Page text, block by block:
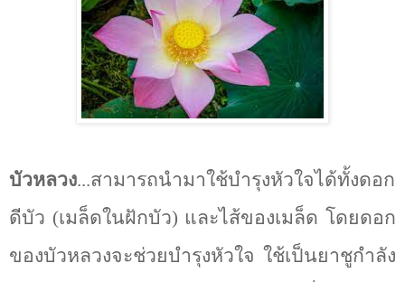
บัวหลวง...สามารถนำมาใช้บำรุงหัวใจได้ทั้งดอก
ดีบัว (เมล็ดในฝักบัว) และไส้ของเมล็ด โดยดอก
ของบัวหลวงจะช่วยบำรุงหัวใจ ใช้เป็นยาชูกำลัง